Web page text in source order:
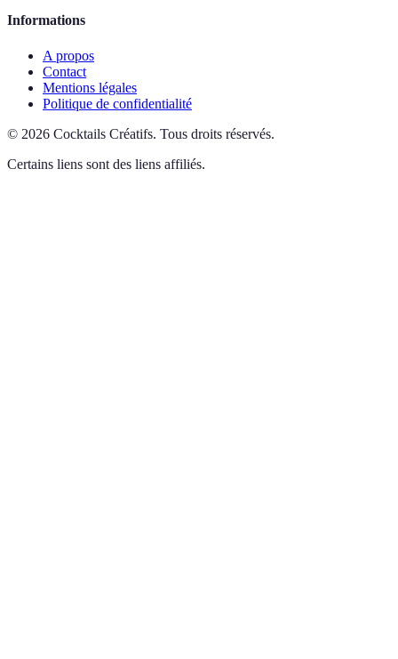
Informations
A propos
Contact
Mentions légales
Politique de confidentialité
© 2026 Cocktails Créatifs. Tous droits réservés.
Certains liens sont des liens affiliés.